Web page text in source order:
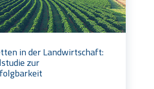
in der Landwirtschaft:
zur